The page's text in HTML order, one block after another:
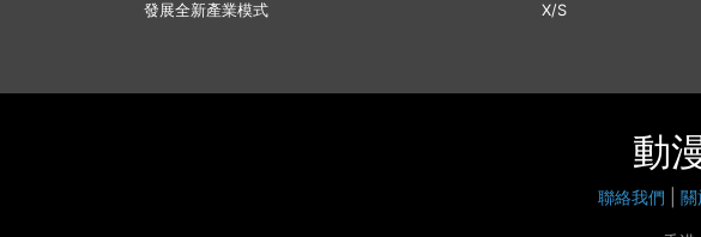
發展全新產業模式
X/S
動
聯絡我們 關